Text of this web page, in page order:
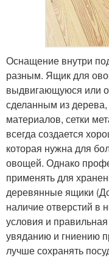
Оснащение внутри
разным. Ящик для
выдвигающуюся или
сделанным из
материалов, сетки
всегда создается
которая нужна для
овощей. Однако
применять для
деревянные ящики
наличие отверстий в
условия и
увяданию и гниению
лучше сохранять